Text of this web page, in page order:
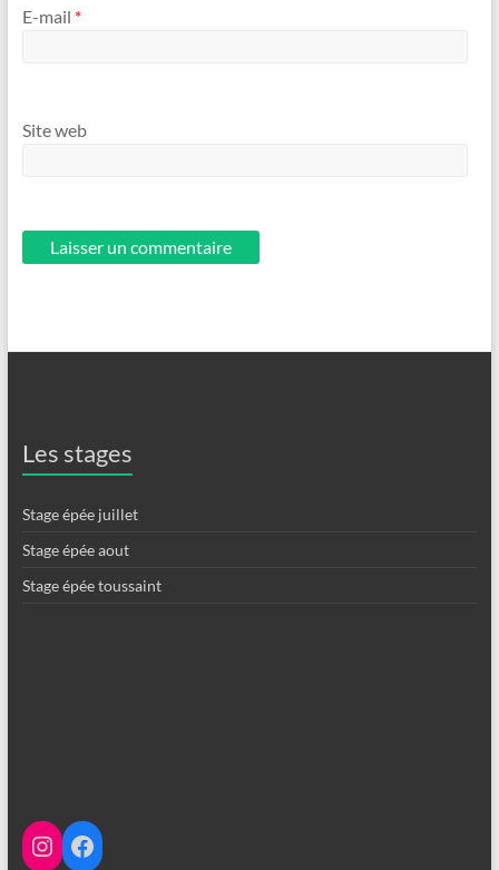
E-mail *
Site web
Les stages
Stage épée juillet
Stage épée aout
Stage épée toussaint